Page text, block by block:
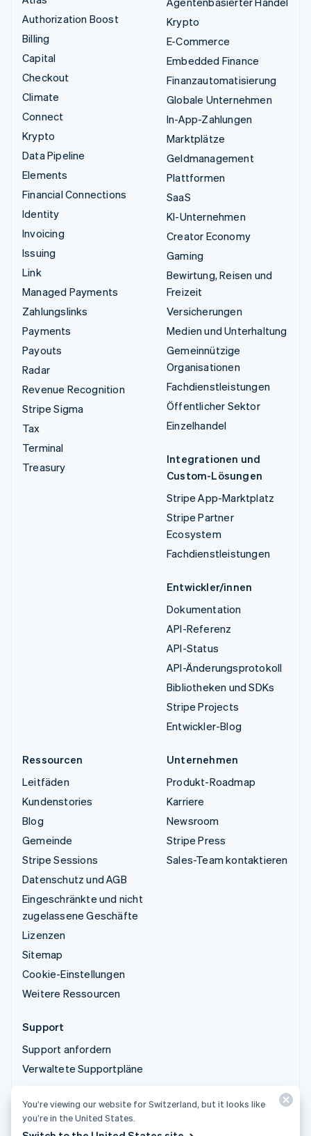
Authorization Boost
Billing
Capital
Checkout
Climate
Connect
Krypto
Data Pipeline
Elements
Financial Connections
Identity
Invoicing
Issuing
Link
Managed Payments
Zahlungslinks
Payments
Payouts
Radar
Revenue Recognition
Stripe Sigma
Tax
Terminal
Treasury
Krypto
E-Commerce
Embedded Finance
Finanzautomatisierung
Globale Unternehmen
In-App-Zahlungen
Marktplätze
Geldmanagement
Plattformen
SaaS
KI-Unternehmen
Creator Economy
Gaming
Bewirtung, Reisen und
Freizeit
Versicherungen
Medien und Unterhaltung
Gemeinnützige
Organisationen
Fachdienstleistungen
Öffentlicher Sektor
Einzelhandel
Integrationen und
Custom-Lösungen
Stripe App-Marktplatz
Stripe Partner
Ecosystem
Fachdienstleistungen
Entwickler/innen
Dokumentation
API-Referenz
API-Status
API-Änderungsprotokoll
Bibliotheken und SDKs
Stripe Projects
Entwickler-Blog
Ressourcen
Leitfäden
Kundenstories
Blog
Gemeinde
Stripe Sessions
Datenschutz und AGB
Eingeschränkte und nicht
zugelassene Geschäfte
Lizenzen
Sitemap
Cookie-Einstellungen
Weitere Ressourcen
Unternehmen
Produkt-Roadmap
Karriere
Newsroom
Stripe Press
Sales-Team kontaktieren
Support
Support anfordern
Verwaltete Supportpläne
© 2026 Stripe, LLC
You’re viewing our website for Switzerland, but it looks like
you’re in the United States.